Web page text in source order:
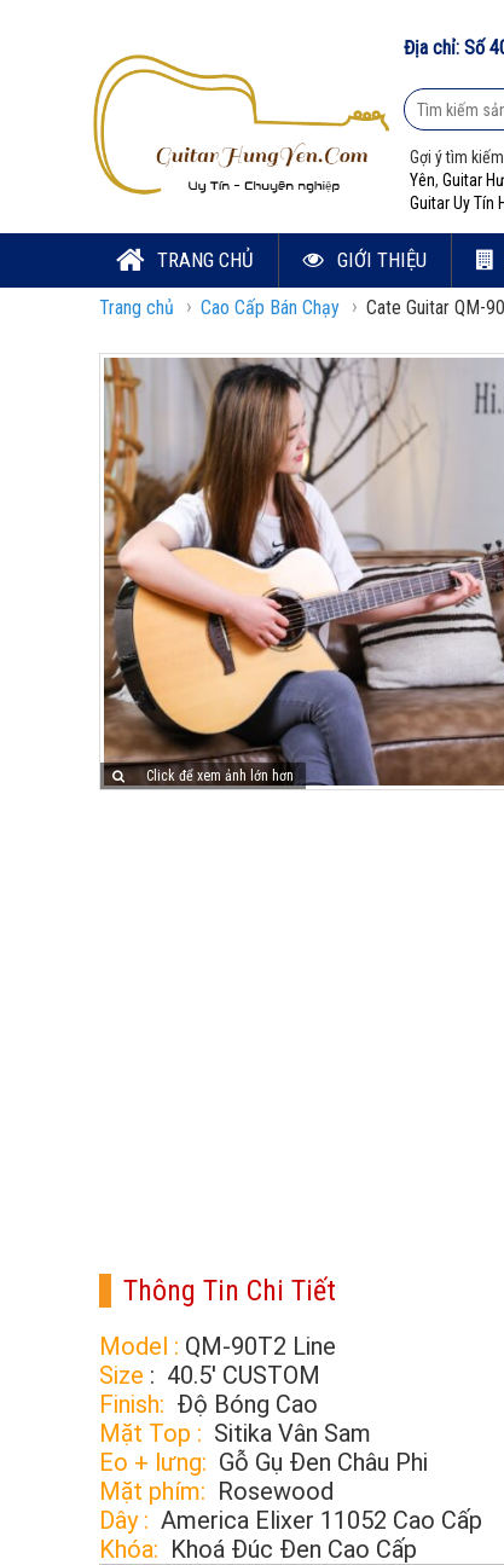
Địa chỉ: Số
Gợi ý tìm
Yên, Guitar
Guitar Uy Tín
TRANG CHỦ GIỚI THIỆU
Trang chủ › Cao Cấp Bán Chạy › Cate Guitar QM-
Click để xem ảnh lớn hơn
Thông Tin Chi Tiết
Model : QM-90T2 Line
Size : 40.5′ CUSTOM
Finish: Độ Bóng Cao
Mặt Top : Sitika Vân Sam
Eo + lưng: Gỗ Gụ Đen Châu Phi
Mặt phím: Rosewood
Dây : America Elixer 11052 Cao Cấp
Khóa: Khoá Đúc Đen Cao Cấp